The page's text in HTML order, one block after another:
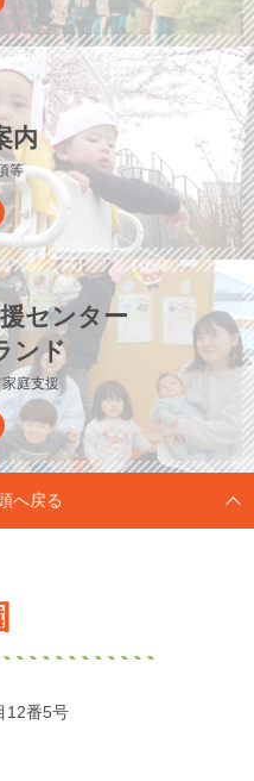
内
等
センター
ンド
庭支援
へ戻る
12番5号